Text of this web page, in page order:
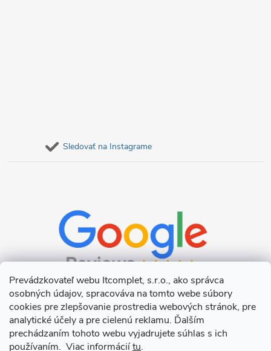
Prevádzkovateľ webu Itcomplet, s.r.o., ako správca
osobných údajov, spracováva na tomto webe súbory
cookies pre zlepšovanie prostredia webových stránok, pre
analytické účely a pre cielenú reklamu. Ďalším
prechádzaním tohoto webu vyjadrujete súhlas s ich
používaním. Viac informáciítu.
Sledovať na Instagrame